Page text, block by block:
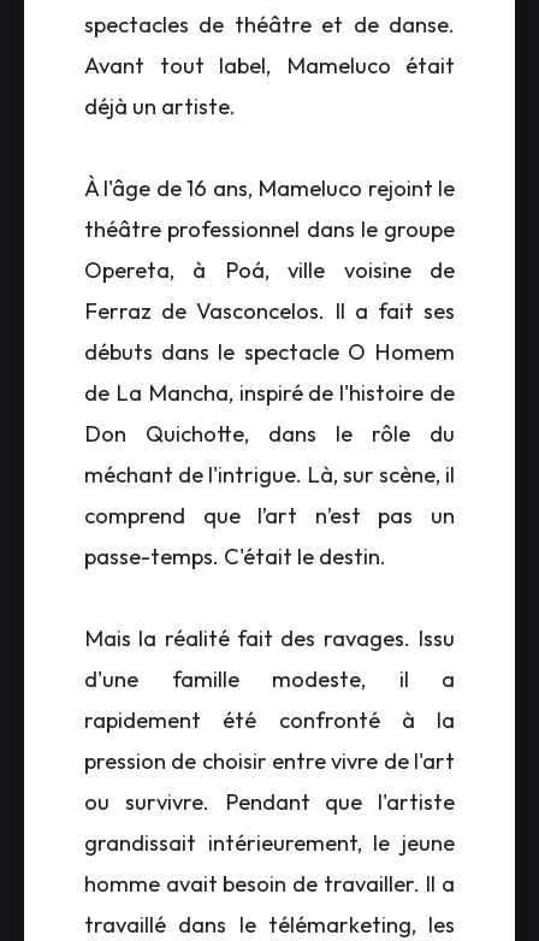
spectacles de théâtre et de danse.
Avant tout label, Mameluco était
déjà un artiste.
À l'âge de 16 ans, Mameluco rejoint le
théâtre professionnel dans le groupe
Opereta, à Poá, ville voisine de
Ferraz de Vasconcelos. Il a fait ses
débuts dans le spectacle O Homem
de La Mancha, inspiré de l'histoire de
Don Quichotte, dans le rôle du
méchant de l'intrigue. Là, sur scène, il
comprend que l’art n’est pas un
passe-temps. C'était le destin.
Mais la réalité fait des ravages. Issu
d'une famille modeste, il a
rapidement été confronté à la
pression de choisir entre vivre de l'art
ou survivre. Pendant que l'artiste
grandissait intérieurement, le jeune
homme avait besoin de travailler. Il a
travaillé dans le télémarketing, les